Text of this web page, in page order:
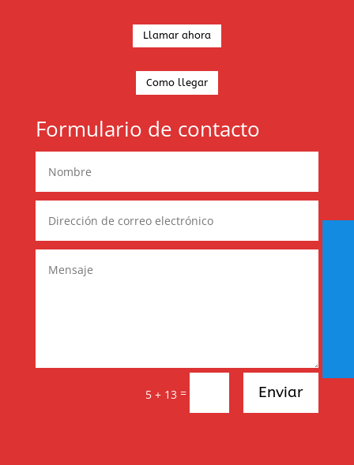
Llamar ahora
Como llegar
Formulario de contacto
5 + 13 = Enviar